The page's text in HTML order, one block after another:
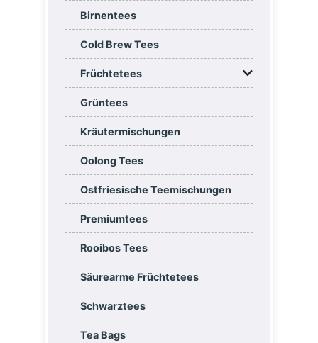
Birnentees
Cold Brew Tees
Früchtetees
Grüntees
Kräutermischungen
Oolong Tees
Ostfriesische Teemischungen
Premiumtees
Rooibos Tees
Säurearme Früchtetees
Schwarztees
Tea Bags